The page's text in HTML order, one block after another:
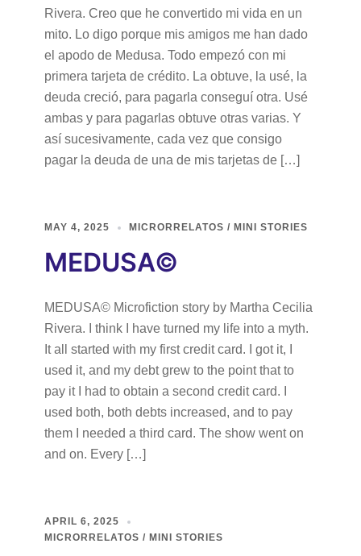
Rivera. Creo que he convertido mi vida en un
mito. Lo digo porque mis amigos me han dado
el apodo de Medusa. Todo empezó con mi
primera tarjeta de crédito. La obtuve, la usé, la
deuda creció, para pagarla conseguí otra. Usé
ambas y para pagarlas obtuve otras varias. Y
así sucesivamente, cada vez que consigo
pagar la deuda de una de mis tarjetas de […]
MAY 4, 2025 MICRORRELATOS / MINI STORIES
MEDUSA©
MEDUSA© Microfiction story by Martha Cecilia
Rivera. I think I have turned my life into a myth.
It all started with my first credit card. I got it, I
used it, and my debt grew to the point that to
pay it I had to obtain a second credit card. I
used both, both debts increased, and to pay
them I needed a third card. The show went on
and on. Every […]
APRIL 6, 2025
MICRORRELATOS / MINI STORIES